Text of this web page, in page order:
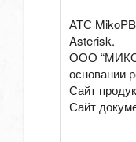
АТС
Asterisk.
ООО
основании
Сайт
Сайт